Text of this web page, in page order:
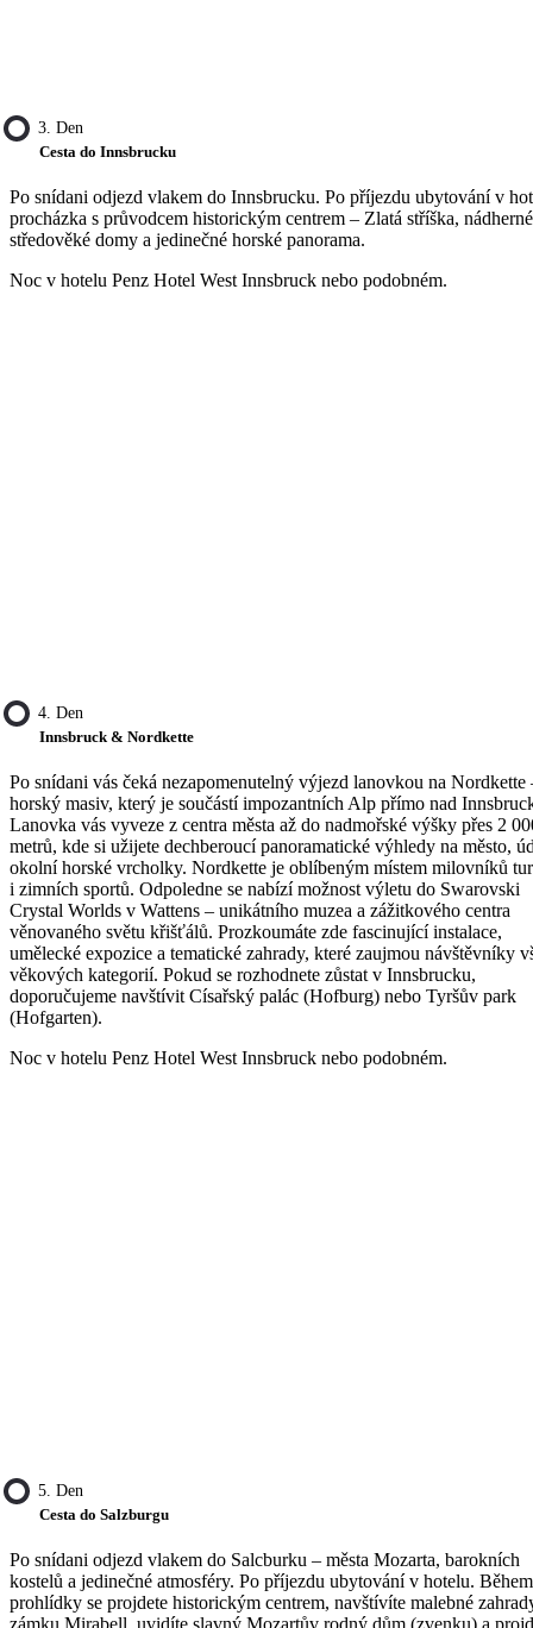
3. Den
Cesta do Innsbrucku
Po snídani odjezd vlakem do Innsbrucku. Po příjezdu ubytování v
procházka s průvodcem historickým centrem – Zlatá stříška, nádherné
středověké domy a jedinečné horské panorama.
Noc v hotelu Penz Hotel West Innsbruck nebo podobném.
4. Den
Innsbruck & Nordkette
Po snídani vás čeká nezapomenutelný výjezd lanovkou na Nordkette
horský masiv, který je součástí impozantních Alp přímo nad
Lanovka vás vyveze z centra města až do nadmořské výšky přes 2
metrů, kde si užijete dechberoucí panoramatické výhledy na město,
okolní horské vrcholky. Nordkette je oblíbeným místem milovníků
i zimních sportů. Odpoledne se nabízí možnost výletu do Swarovski
Crystal Worlds v Wattens – unikátního muzea a zážitkového centra
věnovaného světu křišťálů. Prozkoumáte zde fascinující instalace,
umělecké expozice a tematické zahrady, které zaujmou návštěvníky
věkových kategorií. Pokud se rozhodnete zůstat v Innsbrucku,
doporučujeme navštívit Císařský palác (Hofburg) nebo Tyršův park
(Hofgarten).
Noc v hotelu Penz Hotel West Innsbruck nebo podobném.
5. Den
Cesta do Salzburgu
Po snídani odjezd vlakem do Salcburku – města Mozarta, barokních
kostelů a jedinečné atmosféry. Po příjezdu ubytování v hotelu. Během
prohlídky se projdete historickým centrem, navštívíte malebné